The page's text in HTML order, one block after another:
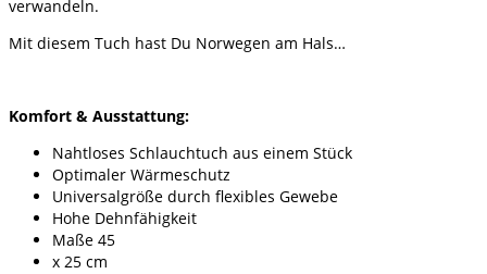
verwandeln.
Mit diesem Tuch hast Du Norwegen am Hals…
Komfort & Ausstattung:
Nahtloses Schlauchtuch aus einem Stück
Optimaler Wärmeschutz
Universalgröße durch flexibles Gewebe
Hohe Dehnfähigkeit
Maße 45
x 25 cm